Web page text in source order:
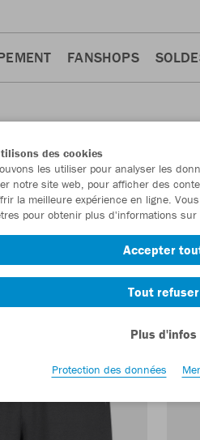
FANSHOPS
d'entraînement 3 Shorts 3
des cookies
les utiliser pour analyser les
notre site web, pour afficher des
la meilleure expérience en ligne.
pour obtenir plus d'informations
Accepter
Tout refuser
Plus d'infos
Protection des données